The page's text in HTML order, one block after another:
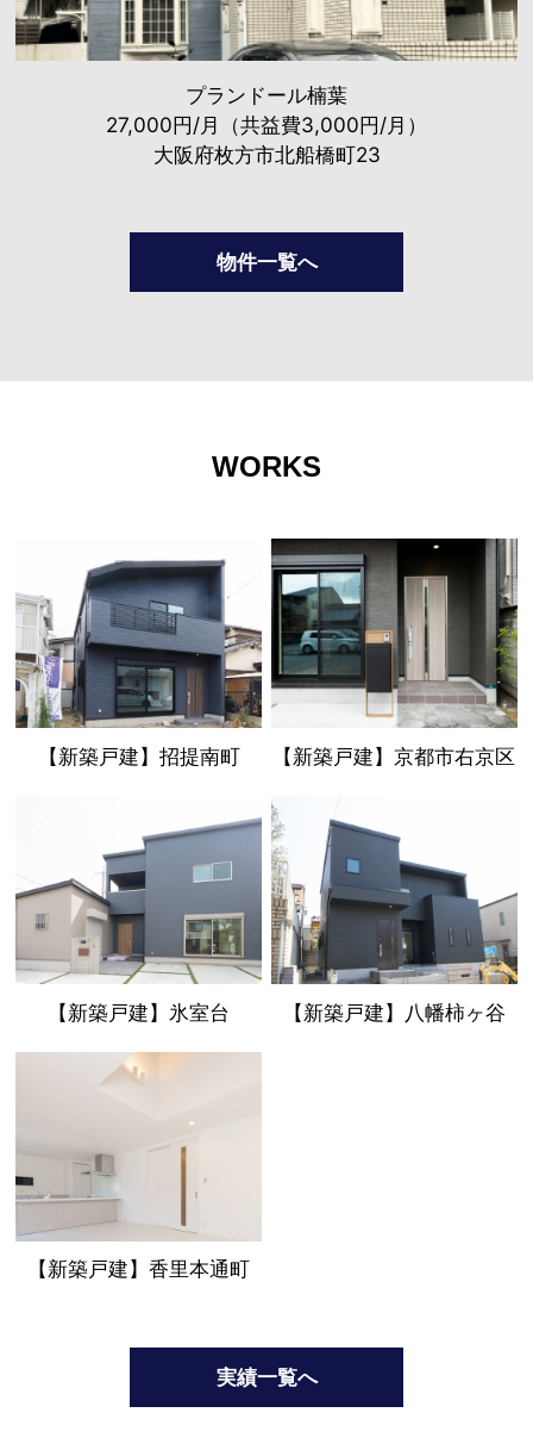
プランドール楠葉
27,000円/月（共益費3,000円/月）
大阪府枚方市北船橋町23
物件一覧へ
WORKS
【新築戸建】招提南町 【新築戸建】京都市右京区
【新築戸建】氷室台 【新築戸建】八幡柿ヶ谷
【新築戸建】香里本通町
実績一覧へ